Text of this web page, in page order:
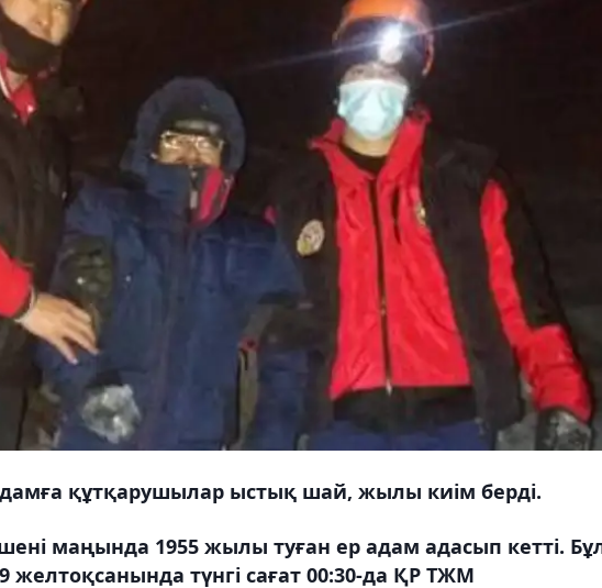
құтқарушылар ыстық шай, жылы киім берді.
маңында 1955 жылы туған ер адам адасып кетті.
түнгі сағат 00:30-да ҚР ТЖМ